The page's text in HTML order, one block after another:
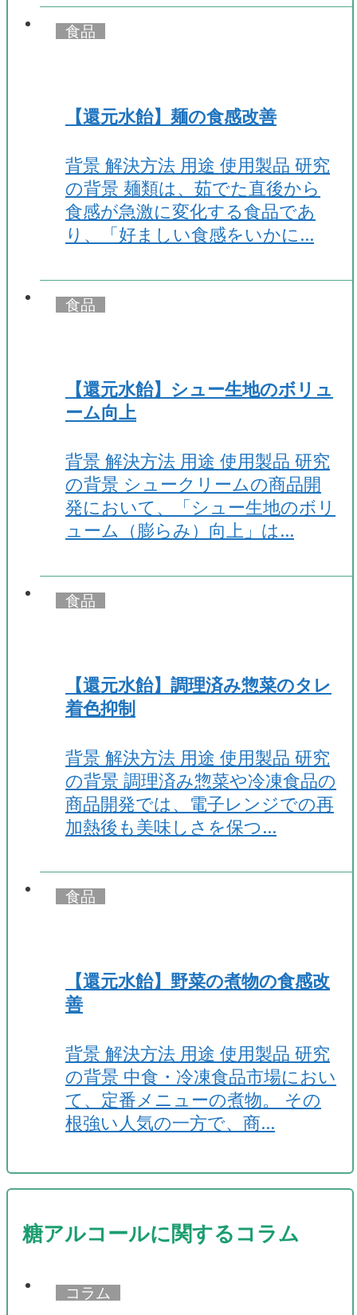
食品
【還元水飴】麺の食感改善
背景 解決方法 用途 使用製品 研究
の背景 麺類は、茹でた直後から
食感が急激に変化する食品であ
り、「好ましい食感をいかに…
食品
【還元水飴】シュー生地のボリュ
ーム向上
背景 解決方法 用途 使用製品 研究
の背景 シュークリームの商品開
発において、「シュー生地のボリ
ューム（膨らみ）向上」は…
食品
【還元水飴】調理済み惣菜のタレ
着色抑制
背景 解決方法 用途 使用製品 研究
の背景 調理済み惣菜や冷凍食品の
商品開発では、電子レンジでの再
加熱後も美味しさを保つ…
食品
【還元水飴】野菜の煮物の食感改
善
背景 解決方法 用途 使用製品 研究
の背景 中食・冷凍食品市場におい
て、定番メニューの煮物。 その
根強い人気の一方で、商…
糖アルコールに関するコラム
コラム